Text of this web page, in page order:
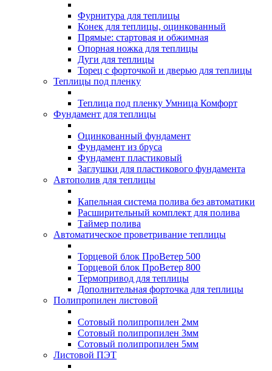
Фурнитура для теплицы
Конек для теплицы, оцинкованный
Прямые: стартовая и обжимная
Опорная ножка для теплицы
Дуги для теплицы
Торец с форточкой и дверью для теплицы
Теплицы под пленку
Теплица под пленку Умница Комфорт
Фундамент для теплицы
Оцинкованный фундамент
Фундамент из бруса
Фундамент пластиковый
Заглушки для пластикового фундамента
Автополив для теплицы
Капельная система полива без автоматики
Расширительный комплект для полива
Таймер полива
Автоматическое проветривание теплицы
Торцевой блок ПроВетер 500
Торцевой блок ПроВетер 800
Термопривод для теплицы
Дополнительная форточка для теплицы
Полипропилен листовой
Сотовый полипропилен 2мм
Сотовый полипропилен 3мм
Сотовый полипропилен 5мм
Листовой ПЭТ